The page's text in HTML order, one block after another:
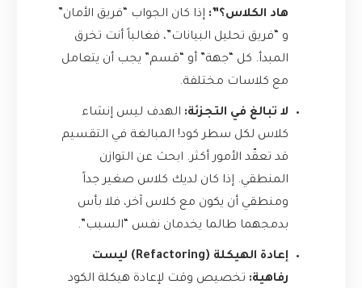
هاد الكلاس؟”: إذا كان الجواب “فريق الأمان”
و “فريق تحليل البيانات”، فغالباً أنت تخرق
المبدأ. كل “جهة” أو “قسم” يجب أن يتعامل
مع كلاسات مختلفة.
لا تبالغ في التجزئة: الهدف ليس إنشاء
كلاس لكل سطر كود! المبالغة في التقسيم
قد تعقّد الأمور أكثر. ابحث عن التوازن
المنطقي. إذا كان لديك كلاس صغير جداً
ومنطقي أن يكون مع كلاس آخر، فلا بأس
بدمجهما طالما يخدمان نفس “السبب”.
إعادة الهيكلة (Refactoring) ليست
رفاهية: تخصيص وقت لإعادة هيكلة الكود